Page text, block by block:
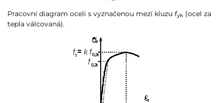
Pracovní diagram oceli s vyznačenou mezí kluzu fyk (ocel za
tepla válcovaná).